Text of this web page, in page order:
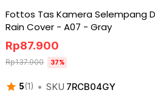
Fottos Tas Kamera Selempang
Rain Cover - A07 - Gray
5(1 ) • SKU 7RCB04GY
Rp87.900
Rp137.900 37%